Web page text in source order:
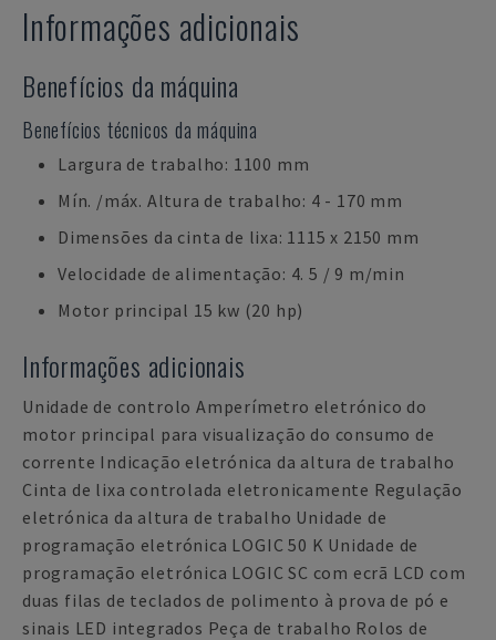
Informações adicionais
Benefícios da máquina
Benefícios técnicos da máquina
Largura de trabalho: 1100 mm
Mín. /máx. Altura de trabalho: 4 - 170 mm
Dimensões da cinta de lixa: 1115 x 2150 mm
Velocidade de alimentação: 4. 5 / 9 m/min
Motor principal 15 kw (20 hp)
Informações adicionais
Unidade de controlo Amperímetro eletrónico do
motor principal para visualização do consumo de
corrente Indicação eletrónica da altura de trabalho
Cinta de lixa controlada eletronicamente Regulação
eletrónica da altura de trabalho Unidade de
programação eletrónica LOGIC 50 K Unidade de
programação eletrónica LOGIC SC com ecrã LCD com
duas filas de teclados de polimento à prova de pó e
sinais LED integrados Peça de trabalho Rolos de